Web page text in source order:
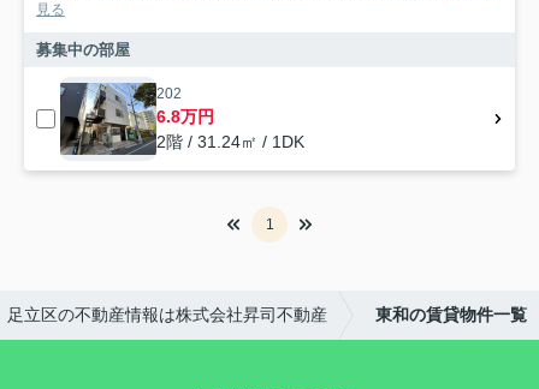
見る
募集中の部屋
202
6.8万円
2階 / 31.24㎡ / 1DK
1
足立区の不動産情報は株式会社昇司不動産 東和の賃貸物件一覧